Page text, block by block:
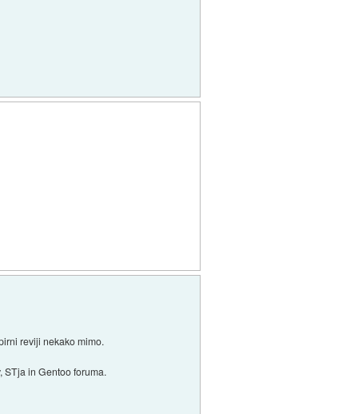
reviji nekako mimo.
STja in Gentoo foruma.